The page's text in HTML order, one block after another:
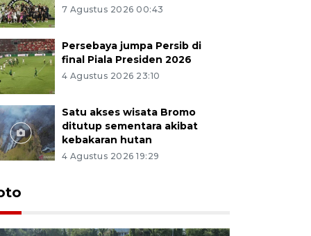
7 Agustus 2026 00:43
Persebaya jumpa Persib di
final Piala Presiden 2026
4 Agustus 2026 23:10
Satu akses wisata Bromo
ditutup sementara akibat
kebakaran hutan
4 Agustus 2026 19:29